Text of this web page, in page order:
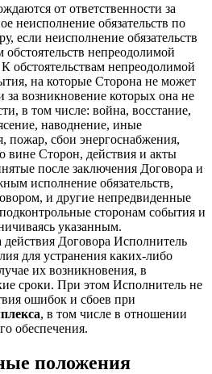
от ответственности за
неисполнение обязательств по
если неисполнение обязательств
обстоятельств непреодолимой
обстоятельствам непреодолимой
на которые Сторона не может
за возникновение которых она не
в том числе: война, восстание,
наводнение, иные
пожар, сбои энергоснабжения,
вине Сторон, действия и акты
после заключения Договора и
исполнение обязательств,
и другие непредвиденные
сторонам события и
указанным.
действия Договора Исполнитель
для устранения каких-либо
их возникновения, в
сроки. При этом Исполнитель не
ошибок и сбоев при
, в том числе в отношении
обеспечения.
положения